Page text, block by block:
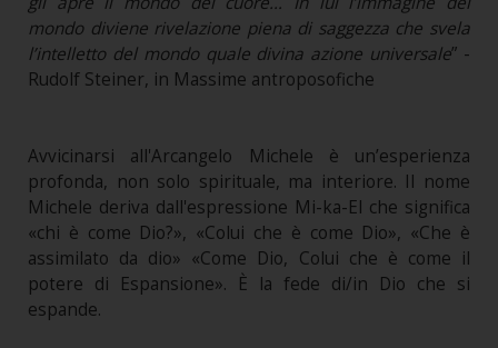
mondo diviene rivelazione piena di saggezza che svela
l’intelletto del mondo quale divina azione universale” -
Rudolf Steiner, in Massime antroposofiche
Avvicinarsi all'Arcangelo Michele è un’esperienza
profonda, non solo spirituale, ma interiore. Il nome
Michele deriva dall'espressione Mi-ka-El che significa
«chi è come Dio?», «Colui che è come Dio», «Che è
assimilato da dio» «Come Dio, Colui che è come il
potere di Espansione». È la fede di/in Dio che si
espande.